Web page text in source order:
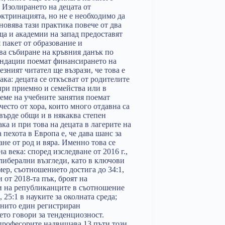
на децата от
но не е необходимо да
тази практика повече от два
и академии на запад предоставят
от образование и
събиране на кръвния данък по
поемат финансирането на
читател ще възрази, че това е
децата се откъсват от родителите
приемно и семейства или в
на учебните занятия поемат
от хора, които много отдавна са
общи и в някаква степен
и при това на децата в лагерите на
в Европа е, че дава шанс за
от род и вяра. Именно това се
века: според изследване от 2016 г.,
възгледи, като в ключови
съотношението достига до 34:1,
от 2018-та пък, броят на
на републиканците в съотношение
в науките за околната среда;
един регистриран
говори за тенденциозност.